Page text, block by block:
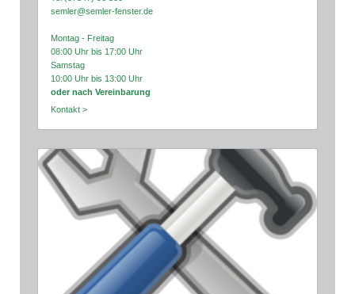
semler@semler-fenster.de
Montag - Freitag
08:00 Uhr bis 17:00 Uhr
Samstag
10:00 Uhr bis 13:00 Uhr
oder nach Vereinbarung
Kontakt >